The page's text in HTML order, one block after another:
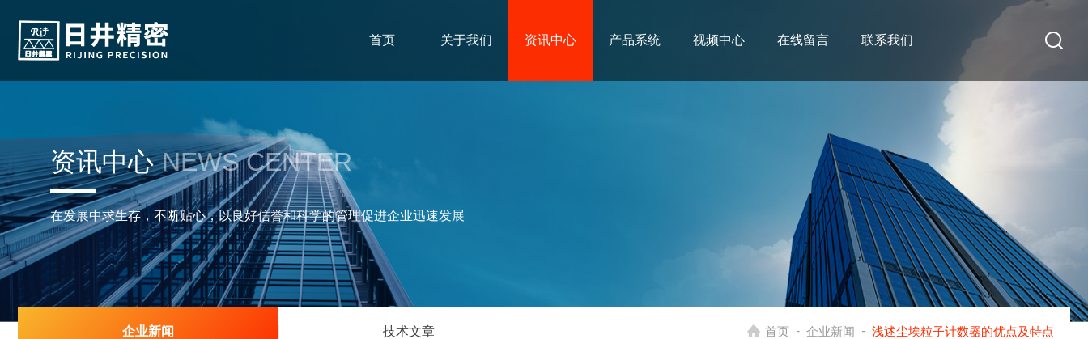
首页 关于我们 资讯中心 产品系统 视频中心 在线留言 联系我们
资讯中心 NEWS CENTER
在发展中求生存，不断贴心，以良好信誉和科学的管理促进企业迅速发展
企业新闻 技术文章 首页 - 企业新闻 - 浅述尘埃粒子计数器的优点及特点